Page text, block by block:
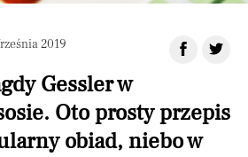
2019
Gessler w
Oto prosty przepis
obiad, niebo w